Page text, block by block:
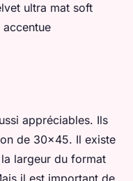
ultra mat soft
appréciables. Ils
de 30x45. Il existe
largeur du format
il est important de